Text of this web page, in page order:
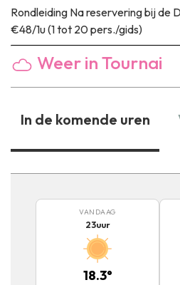
Rondleiding Na reservering bij de
€48/1u (1 tot 20 pers./gids)
Weer in Tournai
In de komende uren
VANDAAG
23uur
18.3°